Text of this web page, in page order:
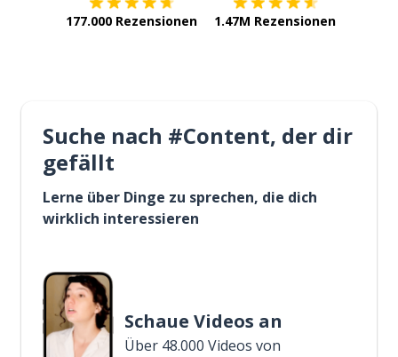
177.000 Rezensionen 1.47M Rezensionen
Suche nach #Content, der dir
gefällt
Lerne über Dinge zu sprechen, die dich
wirklich interessieren
Schaue Videos an
Über 48.000 Videos von